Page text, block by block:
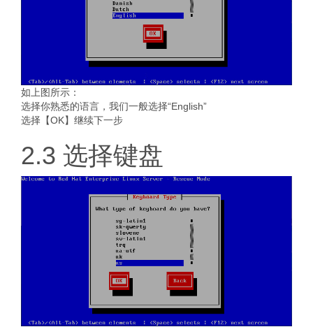
如上图所示：
选择你熟悉的语言，我们一般选择“English”
选择【OK】继续下一步
2.3 选择键盘